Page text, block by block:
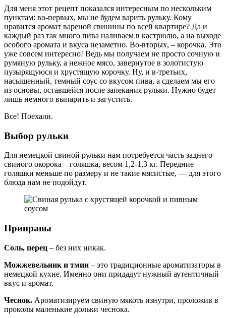
Для меня этот рецепт показался интересным по нескольким
пунктам: во-первых, мы не будем варить рульку. Кому
нравится аромат вареной свинины по всей квартире? Да и
каждый раз так много пива наливаем в кастрюлю, а на выходе
особого аромата и вкуса незаметно. Во-вторых, – корочка. Это
уже совсем интересно! Ведь мы получаем не просто сочную и
румяную рульку, а нежное мясо, завернутое в золотистую
пузырящуюся и хрустящую корочку. Ну, и в-третьих,
насыщенный, темный соус со вкусом пива, а сделаем мы его
из основы, оставшейся после запекания рульки. Нужно будет
лишь немного выпарить и загустить.
Все! Поехали.
Выбор рульки
Для немецкой свиной рульки нам потребуется часть заднего
свиного окорока – голяшка, весом 1,2-1,3 кг. Передние
голяшки меньше по размеру и не такие мясистые, — для этого
блюда нам не подойдут.
Приправы
Соль, перец – без них никак.
Можжевельник и тмин – это традиционные ароматизаторы в
немецкой кухне. Именно они придадут нужный аутентичный
вкус и аромат.
Чеснок. Ароматизируем свиную мякоть изнутри, проложив в
проколы маленькие дольки чеснока.